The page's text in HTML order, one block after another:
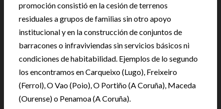
promoción consistió en la cesión de terrenos
residuales a grupos de familias sin otro apoyo
institucional y en la construcción de conjuntos de
barracones o infraviviendas sin servicios básicos ni
condiciones de habitabilidad. Ejemplos de lo segundo
los encontramos en Carqueixo (Lugo), Freixeiro
(Ferrol), O Vao (Poio), O Portiño (A Coruña), Maceda
(Ourense) o Penamoa (A Coruña).